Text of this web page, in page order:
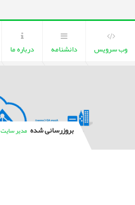
وب سرویس دانشنامه درباره ما
بروزرسانی شده مدیر سایت